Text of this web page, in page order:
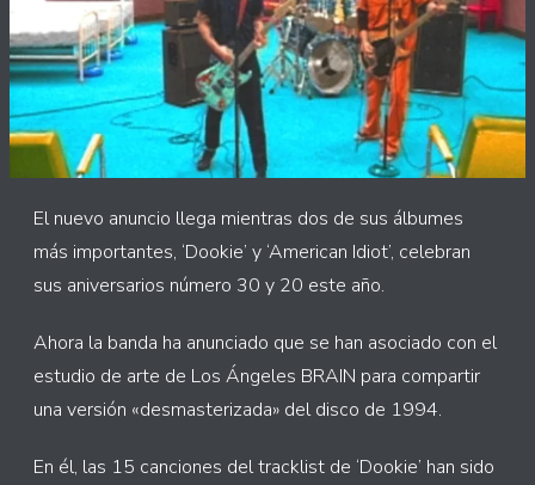
El nuevo anuncio llega mientras dos de sus álbumes
más importantes, ‘Dookie’ y ‘American Idiot’, celebran
sus aniversarios número 30 y 20 este año.
Ahora la banda ha anunciado que se han asociado con el
estudio de arte de Los Ángeles BRAIN para compartir
una versión «desmasterizada» del disco de 1994.
En él, las 15 canciones del tracklist de ‘Dookie’ han sido